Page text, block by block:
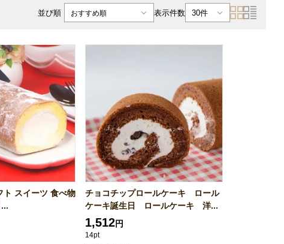
並び順 おすすめ順 表示件数 30件
ト スイーツ 食べ物
チョコチップロールケーキ ロール
ケーキ誕生日 ロールケーキ 洋...
1,512円
14pt